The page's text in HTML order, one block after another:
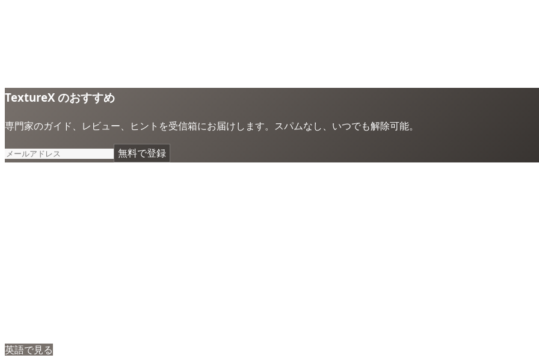
TextureX のおすすめ
専門家のガイド、レビュー、ヒントを受信箱にお届けします。スパムなし、いつでも解除可能。
無料で登録
英語で見る